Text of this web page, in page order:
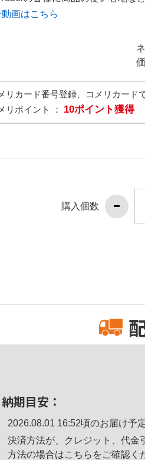
画はこちら
リカード番号登録、コメリカード
リポイント ： 10ポイント獲得
購入個数
納期目安：
2026.08.01 16:52頃のお届け予定
決済方法が、クレジット、代金
方法の場合はこちら をご確認く